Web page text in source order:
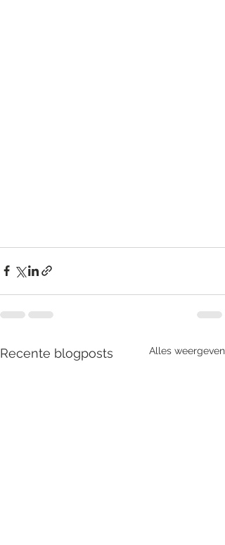
Recente blogposts Alles weergeven